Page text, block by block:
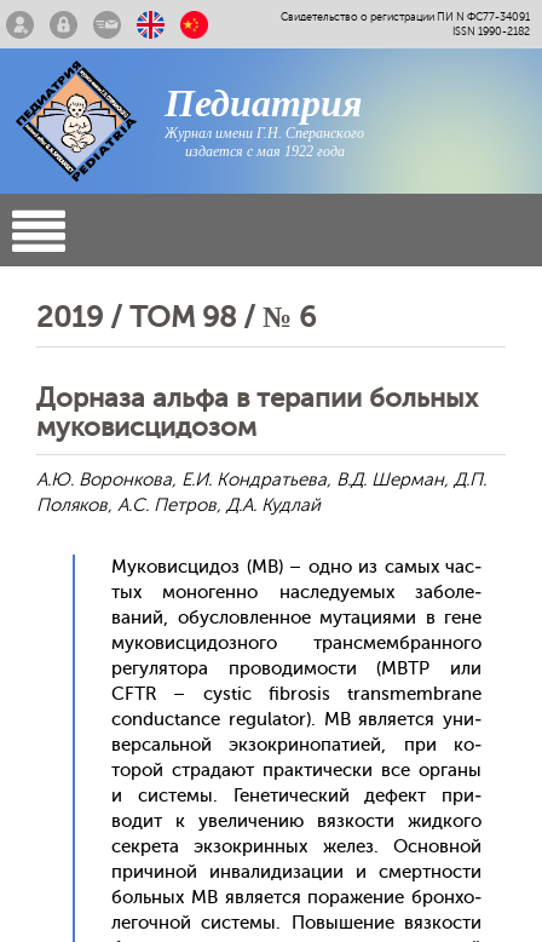
Свидетельство о регистрации ПИ N ФС77-34091
ISSN 1990-2182
Педиатрия
Журнал имени Г.Н. Сперанского
издается с мая 1922 года
2019 / ТОМ 98 / № 6
Дорназа альфа в терапии больных
муковисцидозом
А.Ю. Воронкова, Е.И. Кондратьева, В.Д. Шерман, Д.П.
Поляков, А.С. Петров, Д.А. Кудлай
Му­ковис­ци­доз (МВ) – од­но из са­мых час­
тых мо­ноген­но нас­ле­ду­емых за­боле­
ваний, обус­ловлен­ное му­таци­ями в ге­не
му­ковис­ци­доз­но­го тран­смембран­но­го
ре­гуля­тора про­води­мос­ти (МВТР или
CFTR – cystic fibrosis transmembrane
conductance regulator). МВ яв­ля­ет­ся уни­
вер­саль­ной эк­зокри­нопа­ти­ей, при ко­
торой стра­да­ют прак­ти­чес­ки все ор­га­ны
и сис­те­мы. Ге­нети­чес­кий де­фект при­
водит к уве­личе­нию вяз­кости жид­ко­го
сек­ре­та эк­зокрин­ных же­лез. Ос­новной
при­чиной ин­ва­лиди­зации и смер­тнос­ти
боль­ных МВ яв­ля­ет­ся по­раже­ние брон­хо­
легоч­ной сис­те­мы. По­выше­ние вяз­кости